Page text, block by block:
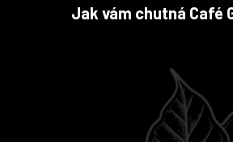
Jak vám chutná Café